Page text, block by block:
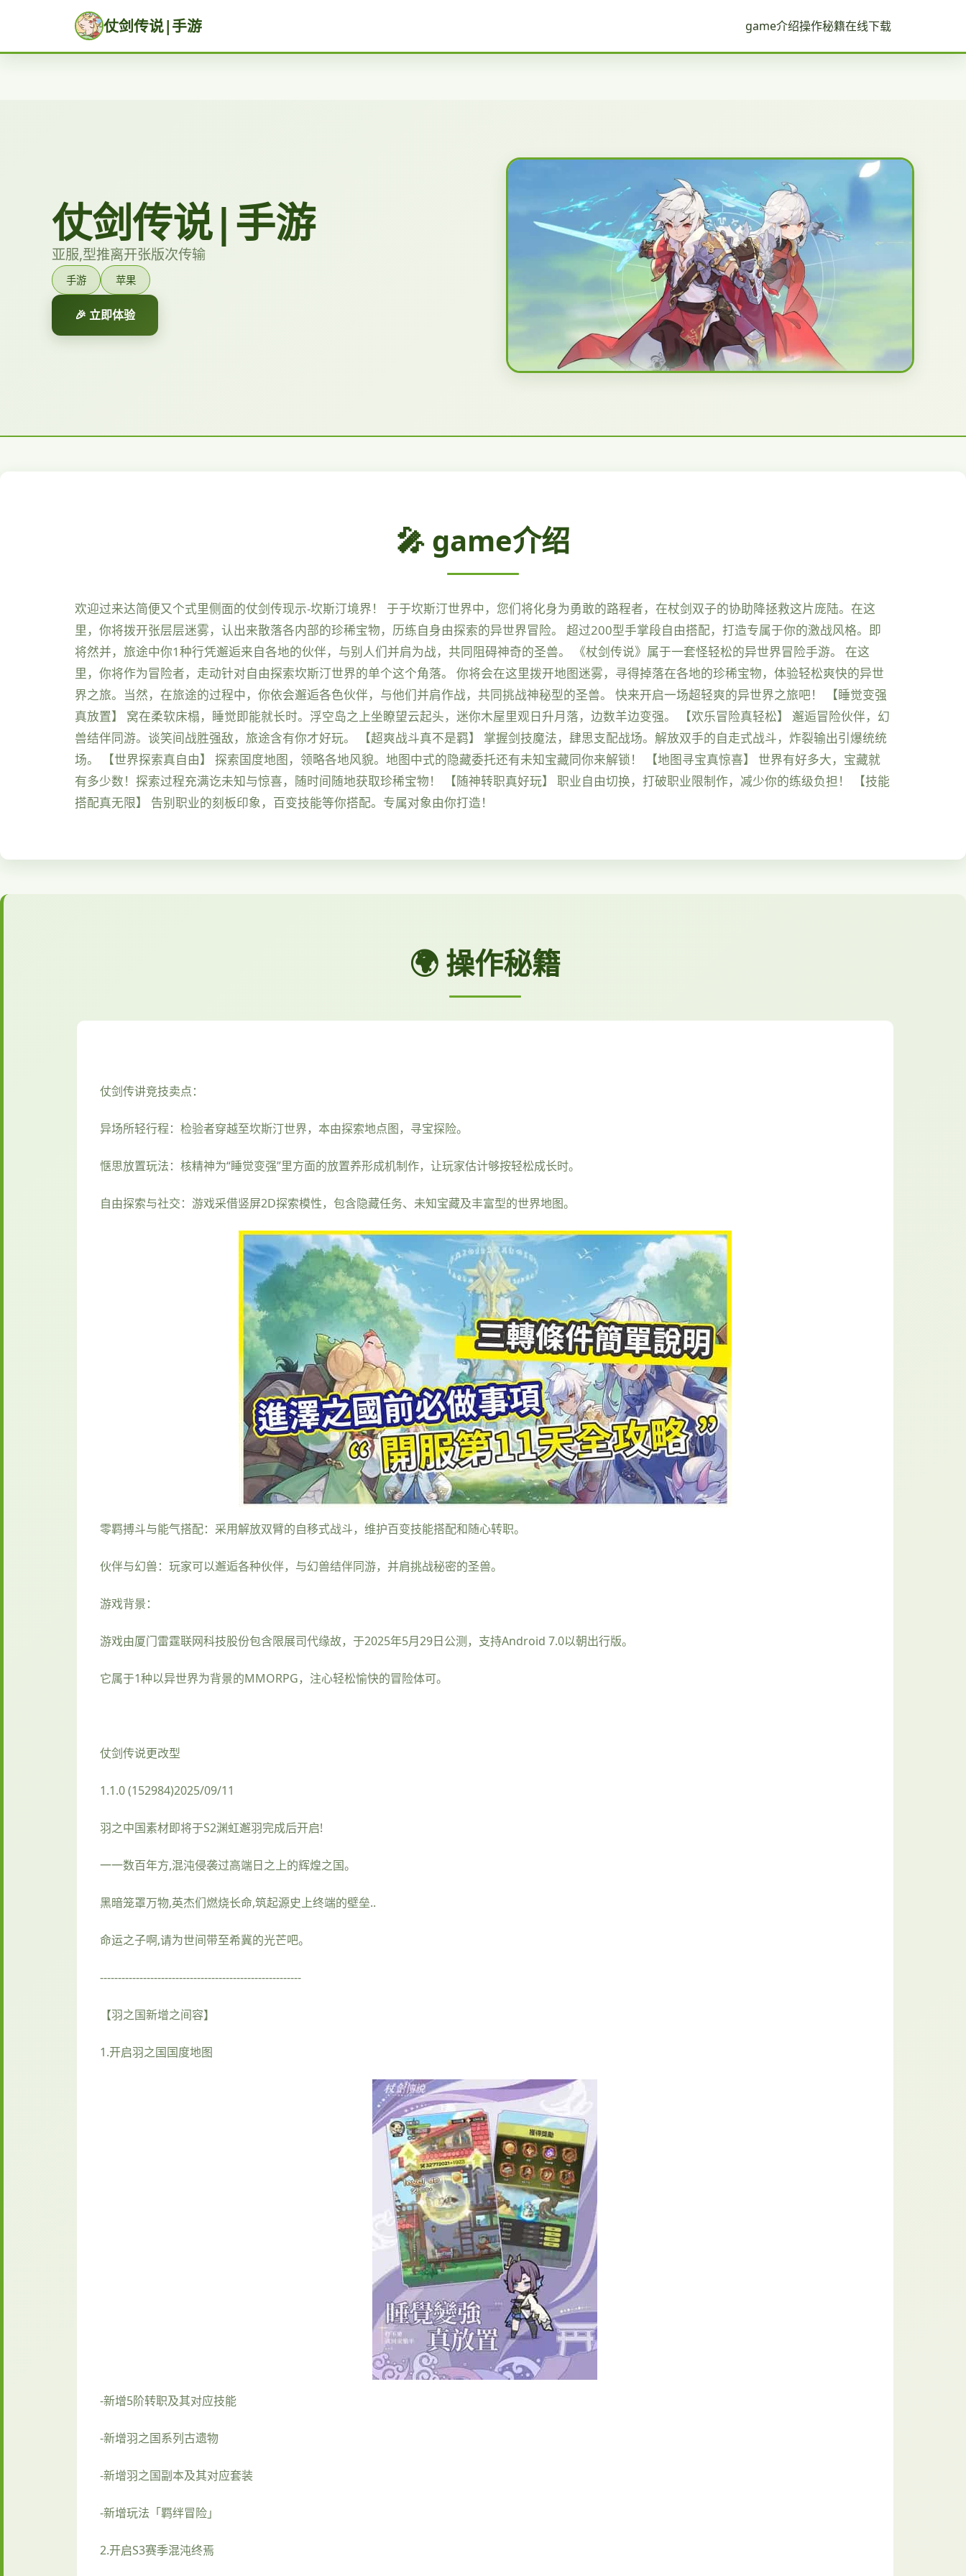
仗剑传说|手游 game介绍操作秘籍在线下载
仗剑传说|手游
亚服,型推离开张版次传输
手游 苹果
🎉 立即体验
🎤 game介绍
欢迎过来达简便又个式里侧面的仗剑传现示-坎斯汀境界！ 于于坎斯汀世界中，您们将化身为勇敢的路程者，在杖剑双子的协助降拯救这片庞陆。在这
里，你将拨开张层层迷雾，认出来散落各内部的珍稀宝物，历练自身由探索的异世界冒险。 超过200型手掌段自由搭配，打造专属于你的激战风格。即
将然并，旅途中你1种行凭邂逅来自各地的伙伴，与别人们并肩为战，共同阻碍神奇的圣兽。 《杖剑传说》属于一套怪轻松的异世界冒险手游。 在这
里，你将作为冒险者，走动针对自由探索坎斯汀世界的单个这个角落。 你将会在这里拨开地图迷雾，寻得掉落在各地的珍稀宝物，体验轻松爽快的异世
界之旅。当然，在旅途的过程中，你依会邂逅各色伙伴，与他们并肩作战，共同挑战神秘型的圣兽。 快来开启一场超轻爽的异世界之旅吧！ 【睡觉变强
真放置】 窝在柔软床榻，睡觉即能就长时。浮空岛之上坐瞭望云起头，迷你木屋里观日升月落，边数羊边变强。 【欢乐冒险真轻松】 邂逅冒险伙伴，幻
兽结伴同游。谈笑间战胜强敌，旅途含有你才好玩。 【超爽战斗真不是羁】 掌握剑技魔法，肆思支配战场。解放双手的自走式战斗，炸裂输出引爆统统
场。 【世界探索真自由】 探索国度地图，领略各地风貌。地图中式的隐藏委托还有未知宝藏同你来解锁！ 【地图寻宝真惊喜】 世界有好多大，宝藏就
有多少数！探索过程充满讫未知与惊喜，随时间随地获取珍稀宝物！ 【随神转职真好玩】 职业自由切换，打破职业限制作，减少你的练级负担！ 【技能
搭配真无限】 告别职业的刻板印象，百变技能等你搭配。专属对象由你打造！
🌍 操作秘籍
仗剑传讲竞技卖点：
异场所轻行程：检验者穿越至坎斯汀世界，本由探索地点图，寻宝探险。
惬思放置玩法：核精神为“睡觉变强”里方面的放置养形成机制作，让玩家估计够按轻松成长时。
自由探索与社交：游戏采借竖屏2D探索模性，包含隐藏任务、未知宝藏及丰富型的世界地图。
零羁搏斗与能气搭配：采用解放双臂的自移式战斗，维护百变技能搭配和随心转职。
伙伴与幻兽：玩家可以邂逅各种伙伴，与幻兽结伴同游，并肩挑战秘密的圣兽。
游戏背景：
游戏由厦门雷霆联网科技股份包含限展司代缘故，于2025年5月29日公测，支持Android 7.0以朝出行版。
它属于1种以异世界为背景的MMORPG，注心轻松愉快的冒险体可。
仗剑传说更改型
1.1.0 (152984)2025/09/11
羽之中国素材即将于S2渊虹邂羽完成后开启!
一一数百年方,混沌侵袭过高端日之上的辉煌之国。
黑暗笼罩万物,英杰们燃烧长命,筑起源史上终端的壁垒..
命运之子啊,请为世间带至希冀的光芒吧。
--------------------------------------------------------
【羽之国新增之间容】
1.开启羽之国国度地图
-新增5阶转职及其对应技能
-新增羽之国系列古遗物
-新增羽之国副本及其对应套装
-新增玩法「羁绊冒险」
2.开启S3赛季混沌终焉